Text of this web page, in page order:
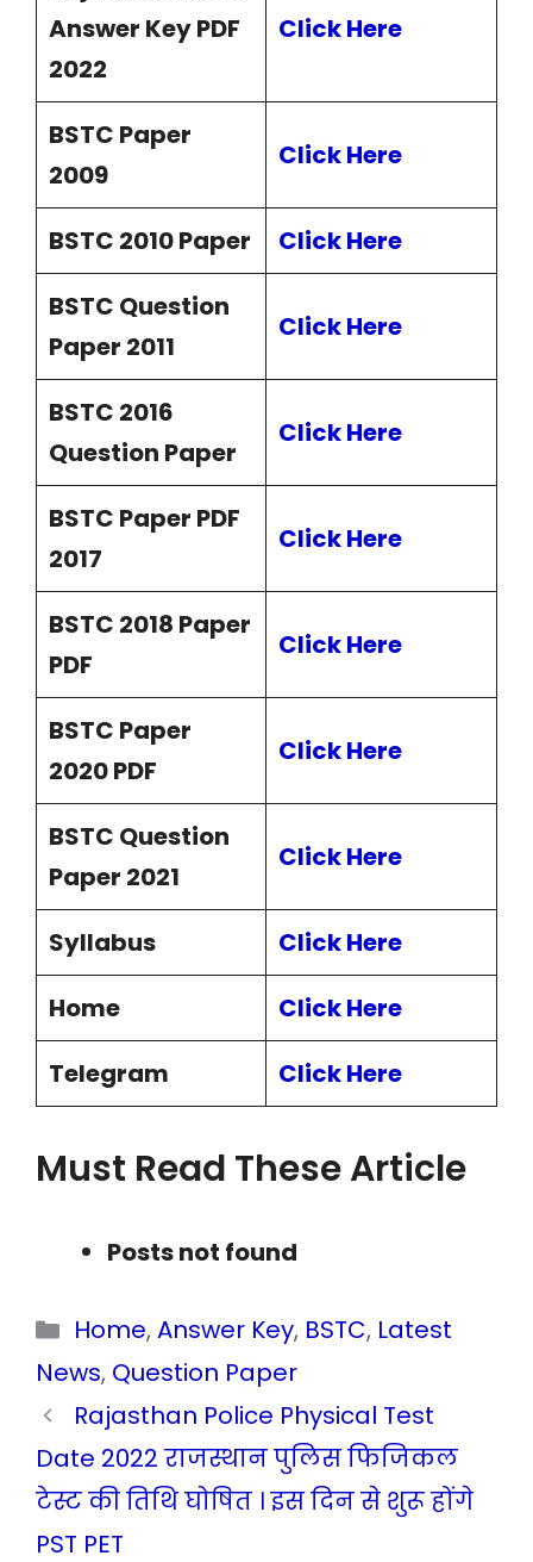
Answer Key PDF
2022
Click Here
BSTC Paper
2009
Click Here
BSTC 2010 Paper
Click Here
BSTC Question
Paper 2011
Click Here
BSTC 2016
Question Paper
Click Here
BSTC Paper PDF
2017
Click Here
BSTC 2018 Paper
PDF
Click Here
BSTC Paper
2020 PDF
Click Here
BSTC Question
Paper 2021
Click Here
Syllabus
Click Here
Home
Click Here
Telegram
Click Here
Must Read These Article
Posts not found
Categories
Home,Answer Key, BSTC, Latest
News, Question Paper
Rajasthan Police Physical Test
Date 2022 राजस्थान पुलिस फिजिकल
टेस्ट की तिथि घोषित । इस दिन से शुरू होंगे
PST PET